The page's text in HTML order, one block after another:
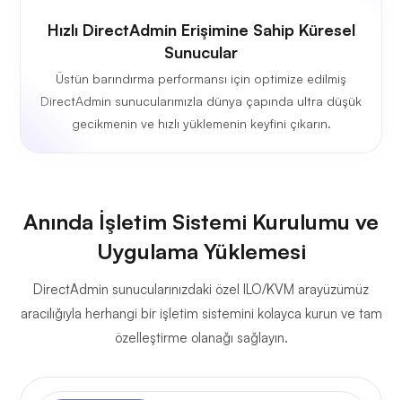
Hızlı DirectAdmin Erişimine Sahip Küresel
Sunucular
Üstün barındırma performansı için optimize edilmiş
DirectAdmin sunucularımızla dünya çapında ultra düşük
gecikmenin ve hızlı yüklemenin keyfini çıkarın.
Anında İşletim Sistemi Kurulumu ve
Uygulama Yüklemesi
DirectAdmin sunucularınızdaki özel ILO/KVM arayüzümüz
aracılığıyla herhangi bir işletim sistemini kolayca kurun ve tam
özelleştirme olanağı sağlayın.